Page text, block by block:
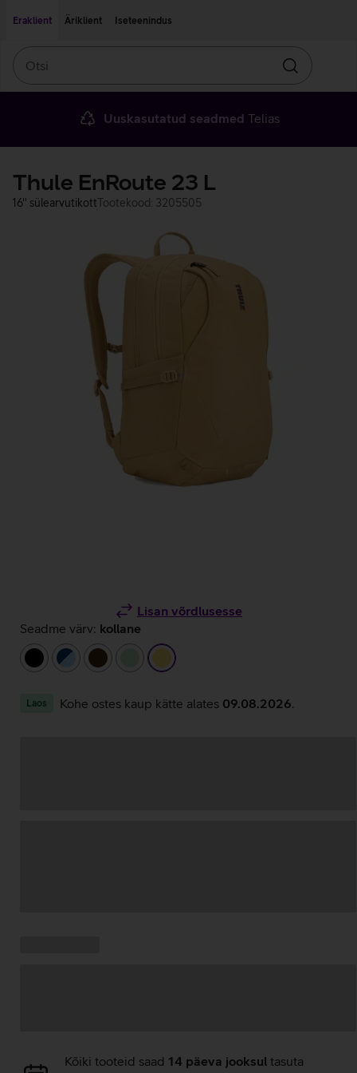
Eraklient
Äriklient Iseteenindus
Otsin
Uuskasutatud seadmed Telias
Thule EnRoute 23 L
16'' sülearvutikottTootekood: 3205505
Lisan võrdlusesse
Seadme värv: kollane
musttumesinine/helesinine
tumepruunheleroheline
kollane
Laos Kohe ostes kaup kätte alates 09.08.2026
AndmeteKõiki tooteid saad 14 päeva jooksul tasuta